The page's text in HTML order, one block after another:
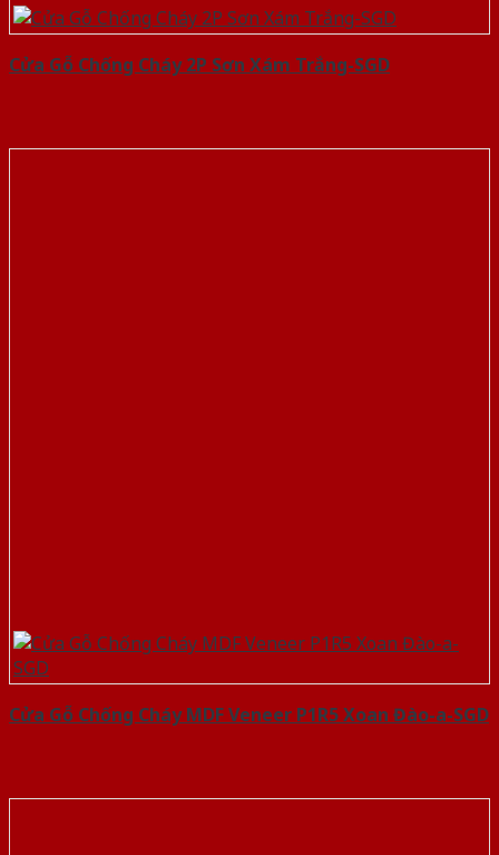
Cửa Gỗ Chống Cháy 2P Sơn Xám Trắng-SGD
Cửa Gỗ Chống Cháy MDF Veneer P1R5 Xoan Đào-a-SGD